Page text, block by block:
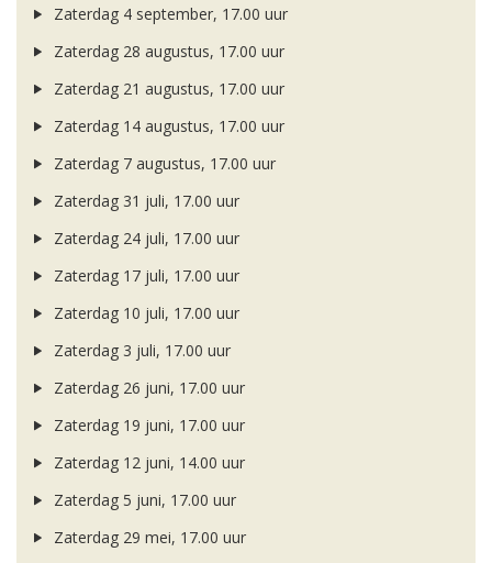
Zaterdag 4 september, 17.00 uur
Zaterdag 28 augustus, 17.00 uur
Zaterdag 21 augustus, 17.00 uur
Zaterdag 14 augustus, 17.00 uur
Zaterdag 7 augustus, 17.00 uur
Zaterdag 31 juli, 17.00 uur
Zaterdag 24 juli, 17.00 uur
Zaterdag 17 juli, 17.00 uur
Zaterdag 10 juli, 17.00 uur
Zaterdag 3 juli, 17.00 uur
Zaterdag 26 juni, 17.00 uur
Zaterdag 19 juni, 17.00 uur
Zaterdag 12 juni, 14.00 uur
Zaterdag 5 juni, 17.00 uur
Zaterdag 29 mei, 17.00 uur